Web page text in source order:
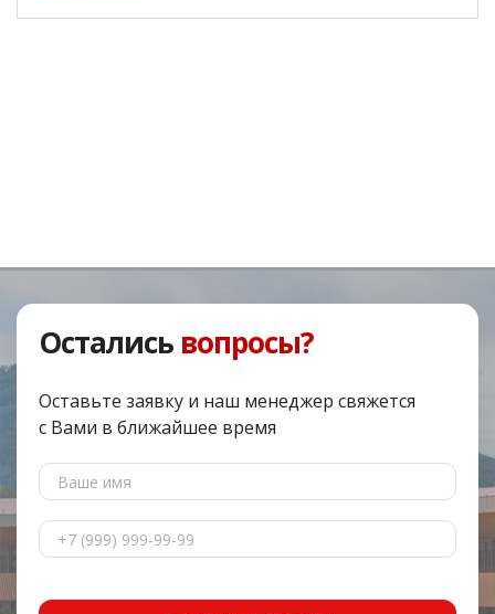
Остались вопросы?
Оставьте заявку и наш менеджер свяжется
с Вами в ближайшее время